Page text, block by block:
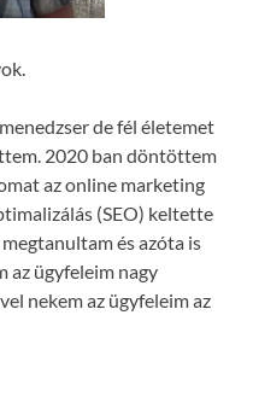
de fél életemet
2020 ban döntöttem
az online marketing
(SEO) keltette
és azóta is
az ügyfeleim nagy
nekem az ügyfeleim az